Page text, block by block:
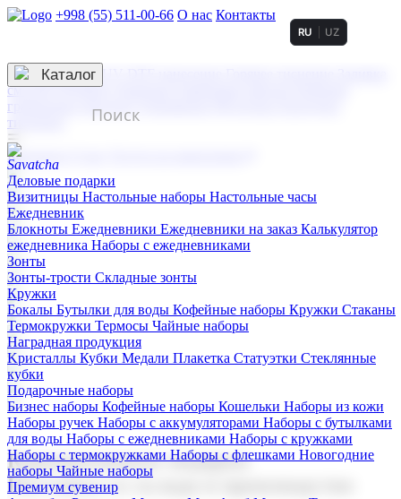
+998 (55) 511-00-66 О нас Контакты
3D гравировка
смолой (Doming)
гравировка твердая
тиснение
RU UZ
☰
Контакты
Каталог
Деловые подарки
Визитницы Настольные наборы Настольные часы
Ежедневник
Блокноты Ежедневники Ежедневники на заказ Калькулятор
ежедневника Наборы с ежедневниками
Зонты
Зонты-трости Складные зонты
Кружки
Бокалы Бутылки для воды Кофейные наборы Кружки Стаканы
Термокружки Термосы Чайные наборы
Наградная продукция
Kристаллы Кубки Медали Плакетка Статуэтки Стеклянные
кубки
Подарочные наборы
Бизнес наборы Кофейные наборы Кошельки Наборы из кожи
Наборы ручек Наборы с аккумуляторами Наборы с бутылками
для воды Наборы с ежедневниками Наборы с кружками
Наборы с термокружками Наборы с флешками Новогодние
наборы Чайные наборы
Премиум сувенир
Корпоративные подарки
Поставка со склада и производство